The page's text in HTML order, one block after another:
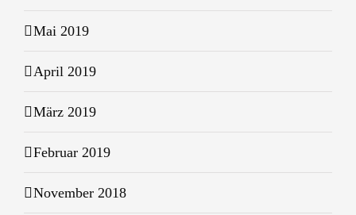
Mai 2019
April 2019
März 2019
Februar 2019
November 2018